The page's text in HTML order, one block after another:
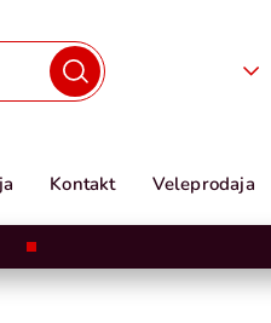
Kontakt Veleprodaja